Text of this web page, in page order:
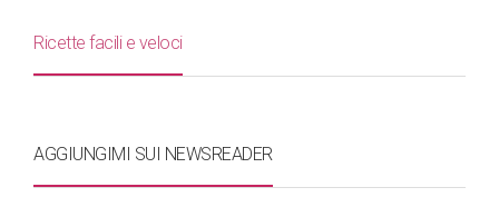
Ricette facili e veloci
AGGIUNGIMI SUI NEWSREADER